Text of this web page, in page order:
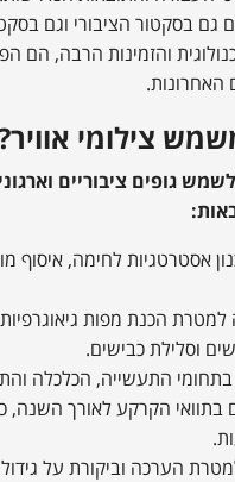
גם בסקטור הציבורי וגם
והזמינות הרבה, הם
האחרונות.
צילומי
לשמש גופים ציבוריים
אסטרטגיות לחימה, איסוף
למטרת הכנת מפות
וסלילת כבישים.
התעשייה, הכלכלה
בתוואי הקרקע לאורך השנה,
הערכה וביקורת על